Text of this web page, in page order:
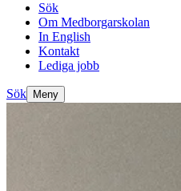
Sök
Om Medborgarskolan
In English
Kontakt
Lediga jobb
Sök Meny